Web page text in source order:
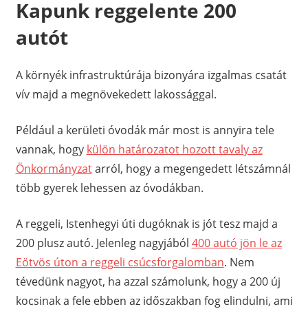
Kapunk reggelente 200
autót
A környék infrastruktúrája bizonyára izgalmas csatát
vív majd a megnövekedett lakossággal.
Például a kerületi óvodák már most is annyira tele
vannak, hogy külön határozatot hozott tavaly az
Önkormányzatarról, hogy a megengedett létszámnál
több gyerek lehessen az óvodákban.
A reggeli, Istenhegyi úti dugóknak is jót tesz majd a
200 plusz autó. Jelenleg nagyjából 400 autó jön le az
Eötvös úton a reggeli csúcsforgalomban. Nem
tévedünk nagyot, ha azzal számolunk, hogy a 200 új
kocsinak a fele ebben az időszakban fog elindulni, ami